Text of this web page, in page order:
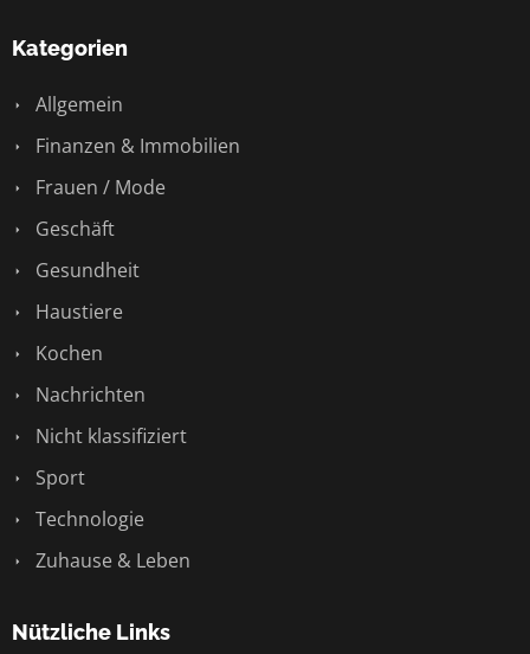
Kategorien
Allgemein
Finanzen & Immobilien
Frauen / Mode
Geschäft
Gesundheit
Haustiere
Kochen
Nachrichten
Nicht klassifiziert
Sport
Technologie
Zuhause & Leben
Nützliche Links